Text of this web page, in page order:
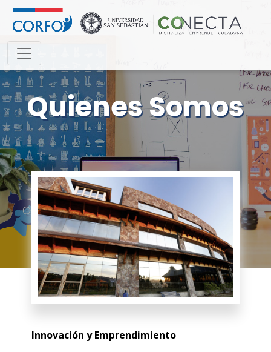
Quienes Somos
Innovación y Emprendimiento